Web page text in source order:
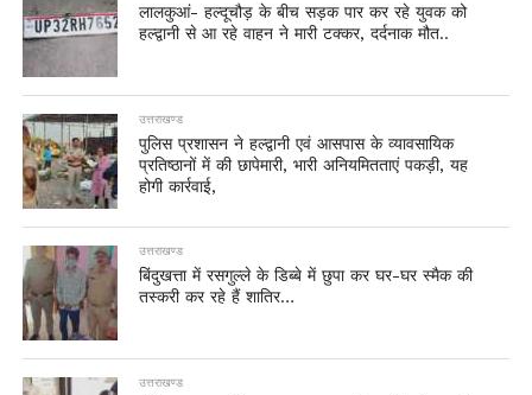
लालकुआं- हल्दूचौड़ के बीच सड़क पार कर रहे युवक को
हल्द्वानी से आ रहे वाहन ने मारी टक्कर, दर्दनाक मौत..
उत्तराखण्ड
पुलिस प्रशासन ने हल्द्वानी एवं आसपास के व्यावसायिक
प्रतिष्ठानों में की छापेमारी, भारी अनियमितताएं पकड़ी, यह
होगी कार्रवाई,
उत्तराखण्ड
बिंदुखत्ता में रसगुल्ले के डिब्बे में छुपा कर घर-घर स्मैक की
तस्करी कर रहे हैं शातिर…
उत्तराखण्ड